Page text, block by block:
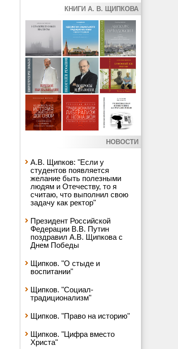
КНИГИ А. В. ЩИПКОВА
НОВОСТИ
А.В. Щипков: "Если у
студентов появляется
желание быть полезными
людям и Отечеству, то я
считаю, что выполнил свою
задачу как ректор"
Президент Российской
Федерации В.В. Путин
поздравил А.В. Щипкова с
Днем Победы
Щипков. "О стыде и
воспитании"
Щипков. "Социал-
традиционализм"
Щипков. "Право на историю"
Щипков. "Цифра вместо
Христа"